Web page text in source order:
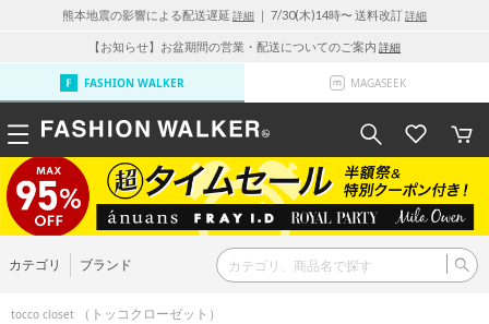
熊本地震の影響による配送遅延 詳細 ｜ 7/30(木)14時〜 送料改訂詳細
【お知らせ】お盆期間の営業・配送についてのご案内 詳細
FASHION WALKER MAGASEEK
カテゴリ ブランド
tocco closet （トッコクローゼット）